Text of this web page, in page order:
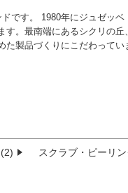
です。 1980年にジュゼッ
。最南端にあるシクリの
製品づくりにこだわってい
スクラブ・ピーリ